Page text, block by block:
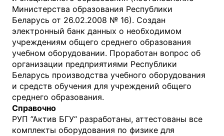
Министерства образования Республики
Беларусь от 26.02.2008 № 16). Создан
электронный банк данных о необходимом
учреждениям общего среднего образования
учебном оборудовании. Проработан вопрос об
организации предприятиями Республики
Беларусь производства учебного оборудования
и средств обучения для учреждений общего
среднего образования.
Справочно
РУП ”Актив БГУ“ разработаны, аттестованы все
комплекты оборудования по физике для